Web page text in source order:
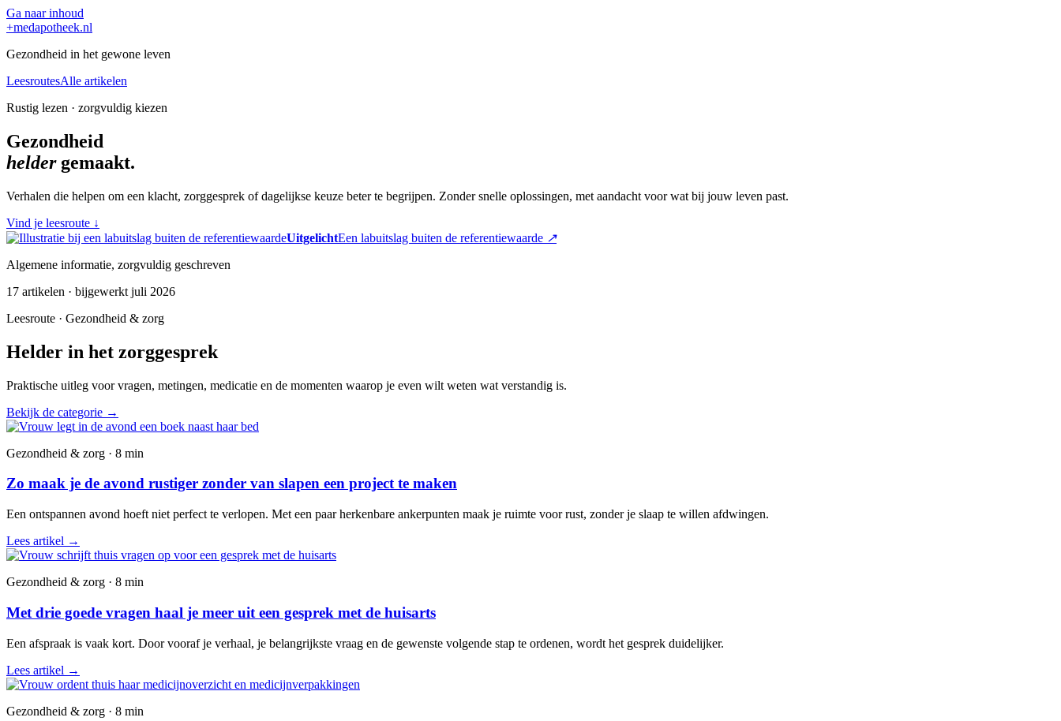
Ga naar inhoud
+medapotheek.nl
Gezondheid in het gewone leven
LeesroutesAlle artikelen
Rustig lezen · zorgvuldig kiezen
Gezondheid
heldergemaakt.
Verhalen die helpen om een klacht, zorggesprek of dagelijkse keuze beter te begrijpen. Zonder snelle oplossingen, met aandacht voor wat bij jouw leven past.
Vind je leesroute ↓
UitgelichtEen labuitslag buiten de referentiewaarde ↗
Algemene informatie, zorgvuldig geschreven
17 artikelen · bijgewerkt juli 2026
Leesroute · Gezondheid & zorg
Helder in het zorggesprek
Praktische uitleg voor vragen, metingen, medicatie en de momenten waarop je even wilt weten wat verstandig is.
Bekijk de categorie →
Gezondheid & zorg · 8 min
Zo maak je de avond rustiger zonder van slapen een project te maken
Een ontspannen avond hoeft niet perfect te verlopen. Met een paar herkenbare ankerpunten maak je ruimte voor rust, zonder je slaap te willen afdwingen.
Lees artikel →
Gezondheid & zorg · 8 min
Met drie goede vragen haal je meer uit een gesprek met de huisarts
Een afspraak is vaak kort. Door vooraf je verhaal, je belangrijkste vraag en de gewenste volgende stap te ordenen, wordt het gesprek duidelijker.
Lees artikel →
Gezondheid & zorg · 8 min